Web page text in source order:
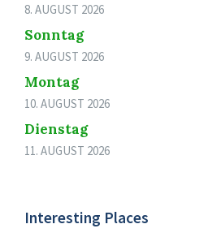
8. AUGUST 2026
Sonntag
9. AUGUST 2026
Montag
10. AUGUST 2026
Dienstag
11. AUGUST 2026
Interesting Places